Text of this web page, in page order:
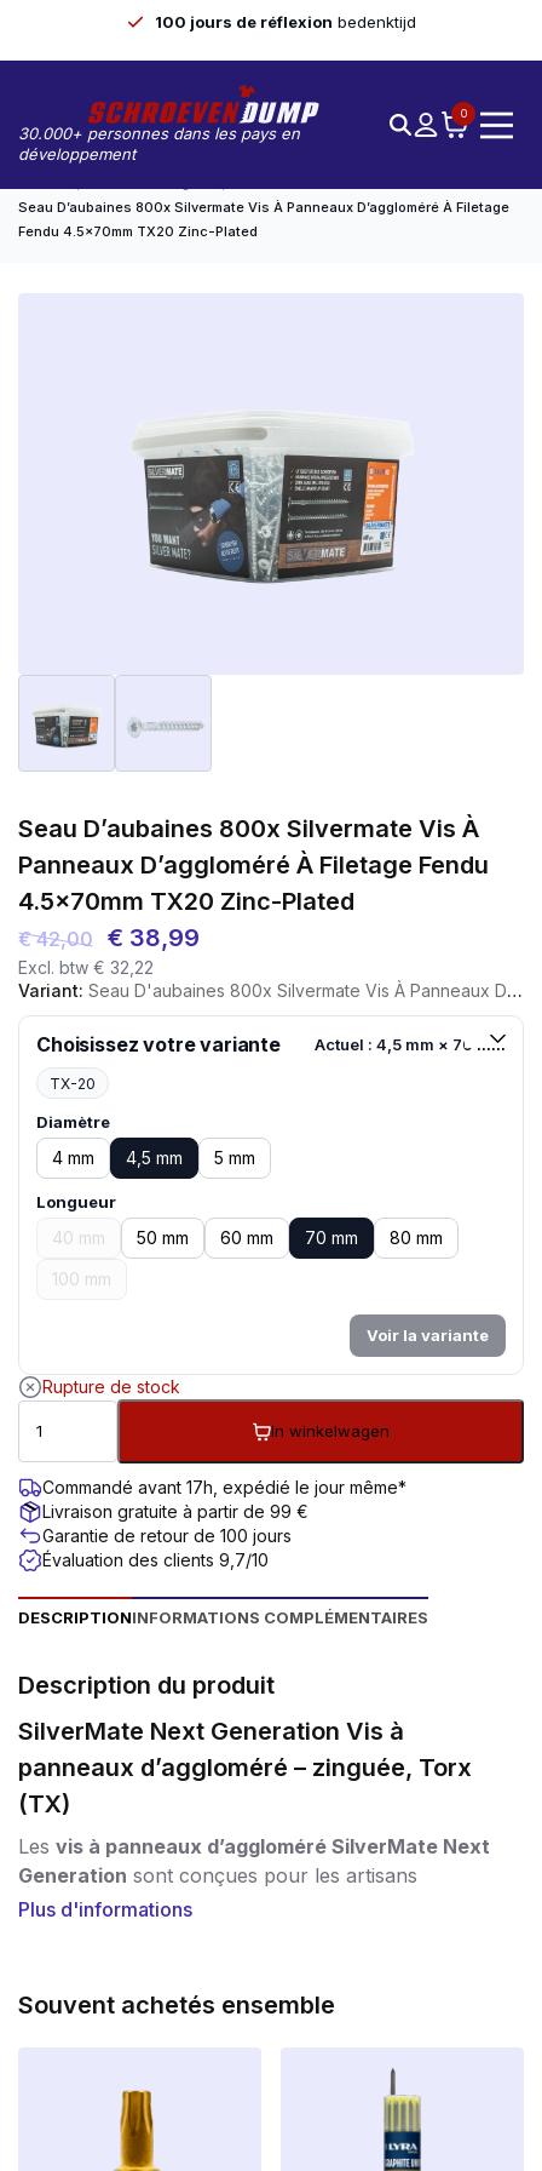
100 jours de réflexion bedenktijd
30.000+ personnes dans les pays en
développement
0
Seau D’aubaines 800x Silvermate Vis À Panneaux D’aggloméré À Filetage
Fendu 4.5x70mm TX20 Zinc-Plated
Seau D’aubaines 800x Silvermate Vis À
Panneaux D’aggloméré À Filetage Fendu
4.5x70mm TX20 Zinc-Plated
€42,00
Le
prix
initial
était :
€ 42,00.
€ 38,99
actuel
est :
Excl. btw € 32,22
Variant: Seau D'aubaines 800x Silvermate Vis À Panneaux D'aggloméré À Filetage Fendu 4.5x70mm TX20 Zinc-Plated
Choisissez votre variante Actuel : 4,5 mm × 70 mm
TX-20
Diamètre
4 mm 4,5 mm 5 mm
Longueur
40 mm 50 mm 60 mm 70 mm
80 mm
100 mm
Voir la variante
Rupture de stock
In winkelwagen
Commandé avant 17h, expédié le jour même*
Livraison gratuite à partir de 99 €
Garantie de retour de 100 jours
Évaluation des clients 9,7/10
DESCRIPTIONINFORMATIONS COMPLÉMENTAIRES
Description du produit
SilverMate Next Generation Vis à
panneaux d’aggloméré – zinguée, Torx
(TX)
Les vis à panneaux d’aggloméré SilverMate Next
Generation sont conçues pour les artisans
professionnels et les bricoleurs exigeants qui
unique, chaque longueur et chaque diamètre ayant un
pas spécifique et un filetage optimisé
Une technologie avancée pour des
performances maximales
Pas optimal par longueur :
les vis courtes ont un
pas plus petit pour une valeur d’arrachement
Plus d'informations
Souvent achetés ensemble